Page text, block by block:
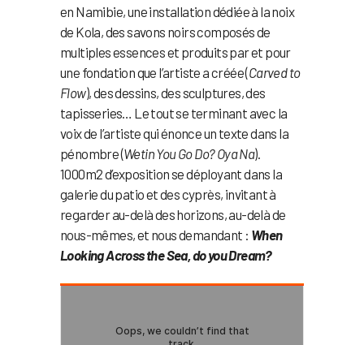
en Namibie, une installation dédiée à la noix
de Kola, des savons noirs composés de
multiples essences et produits par et pour
une fondation que l’artiste a créée (Carved to
Flow), des dessins, des sculptures, des
tapisseries… Le tout se terminant avec la
voix de l’artiste qui énonce un texte dans la
pénombre (Wetin You Go Do? Oya Na).
1000m2 d’exposition se déployant dans la
galerie du patio et des cyprès, invitant à
regarder au-delà des horizons, au-delà de
nous-mêmes, et nous demandant : When
Looking Across the Sea, do you Dream?